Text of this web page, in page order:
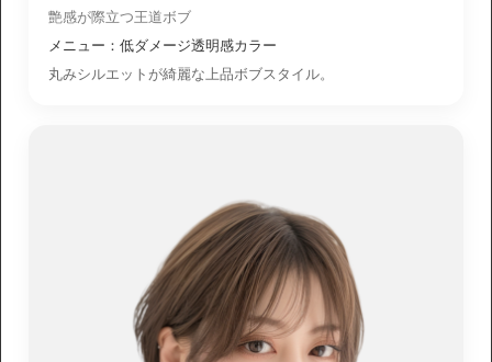
艶感が際立つ王道ボブ
メニュー：低ダメージ透明感カラー
丸みシルエットが綺麗な上品ボブスタイル。